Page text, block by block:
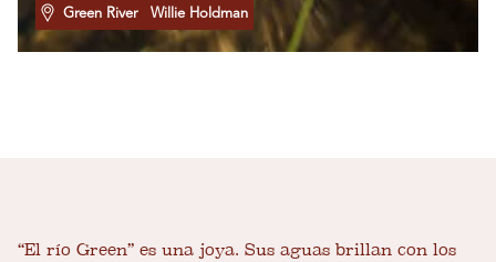
Green River Willie Holdman
“El río Green” es una joya. Sus aguas brillan con los